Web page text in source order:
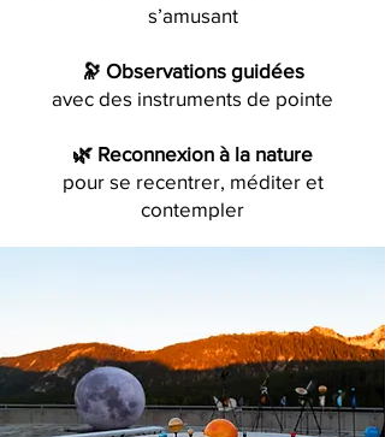
s’amusant
🔭 Observations guidées
avec des instruments de pointe
🌿 Reconnexion à la nature
pour se recentrer, méditer et
contempler